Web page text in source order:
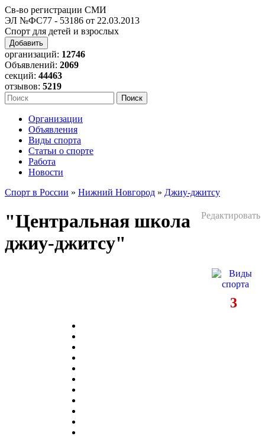
Св-во регистрации СМИ
ЭЛ №ФС77 - 53186 от 22.03.2013
Спорт для детей и взрослых
Добавить
организаций: 12746
Объявлений: 2069
секций: 44463
отзывов: 5219
Организации
Объявления
Виды спорта
Статьи о спорте
Работа
Новости
Спорт в России » Нижний Новгород » Джиу-джитсу
Редактировать
"Центральная школа
джиу-джитсу"
3